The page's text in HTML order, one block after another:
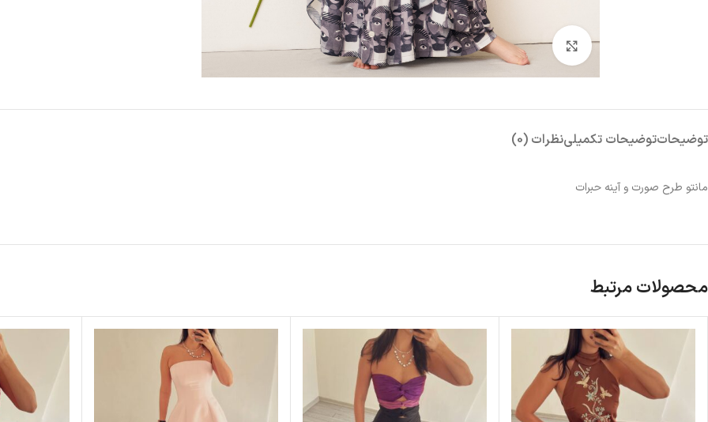
بزرگنمایی تصویر
توضیحاتتوضیحات تکمیلینظرات (0)
مانتو طرح صورت و آینه حبرات
محصولات مرتبط